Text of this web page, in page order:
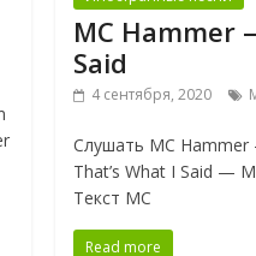
MC Hammer
Said
4 сентября, 2020
Слушать MC Hammer
That’s What I Said —
Текст MC
Read more